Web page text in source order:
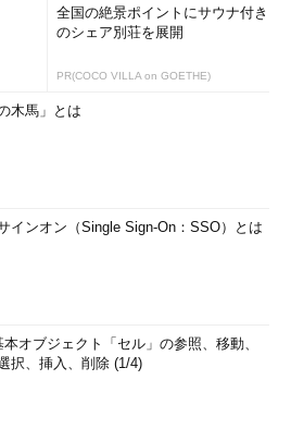
全国の絶景ポイントにサウナ付き
のシェア別荘を展開
PR(COCO VILLA on GOETHE)
木馬」とは
インオン（Single Sign-On：SSO）とは
オブジェクト「セル」の参照、移動、
択、挿入、削除 (1/4)